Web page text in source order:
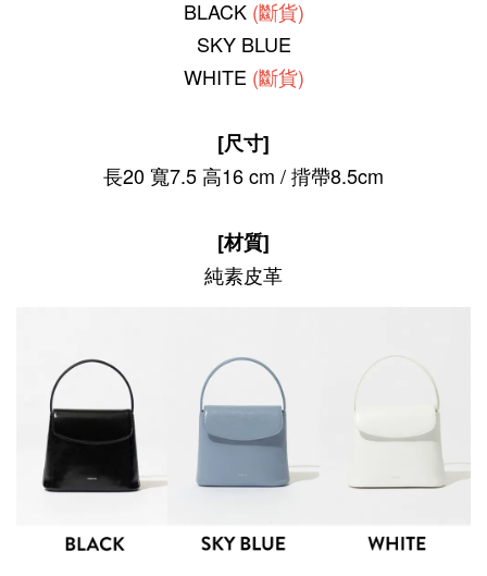
BLACK (斷貨)
SKY BLUE
WHITE (斷貨)
[尺寸]
長20 寬7.5高16 cm / 揹帶8.5cm
[材質]
純素皮革